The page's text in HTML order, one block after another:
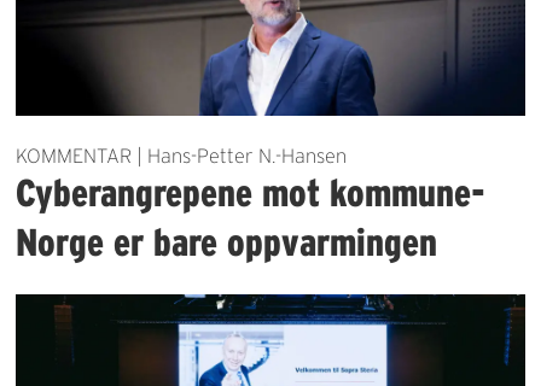
KOMMENTAR | Hans-Petter N.-Hansen
Cyberangrepene mot kommune-
Norge er bare oppvarmingen